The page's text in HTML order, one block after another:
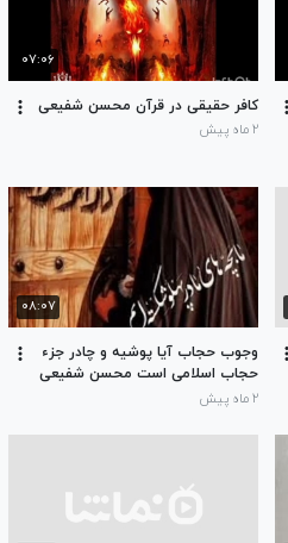
۰۷:۰۶
کافر حقیقی در قرآن محسن شفیعی
۲ ماه پیش
۰۸:۰۷
وجوب حجاب آیا پوشیه و چادر جزء
حجاب اسلامی است محسن شفیعی
۲ ماه پیش